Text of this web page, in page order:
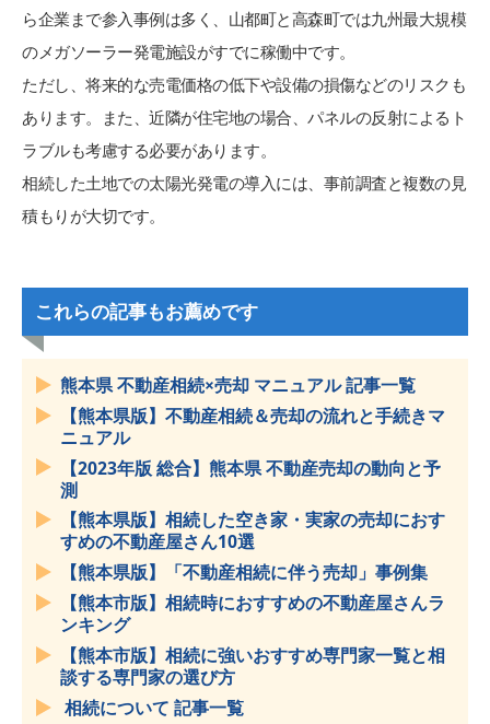
ら企業まで参入事例は多く、山都町と高森町では九州最大規模
のメガソーラー発電施設がすでに稼働中です。
ただし、将来的な売電価格の低下や設備の損傷などのリスクも
あります。また、近隣が住宅地の場合、パネルの反射によるト
ラブルも考慮する必要があります。
相続した土地での太陽光発電の導入には、事前調査と複数の見
積もりが大切です。
これらの記事もお薦めです
熊本県 不動産相続×売却 マニュアル 記事一覧
【熊本県版】不動産相続＆売却の流れと手続きマ
ニュアル
【2023年版 総合】熊本県 不動産売却の動向と予
測
【熊本県版】相続した空き家・実家の売却におす
すめの不動産屋さん10選
【熊本県版】「不動産相続に伴う売却」事例集
【熊本市版】相続時におすすめの不動産屋さんラ
ンキング
【熊本市版】相続に強いおすすめ専門家一覧と相
談する専門家の選び方
相続について 記事一覧